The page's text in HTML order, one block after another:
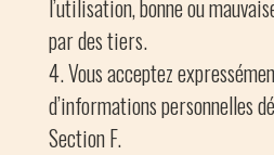
l’utilisation, bonne ou
par des tiers.
Vous acceptez
d’informations personnelles
Section F.